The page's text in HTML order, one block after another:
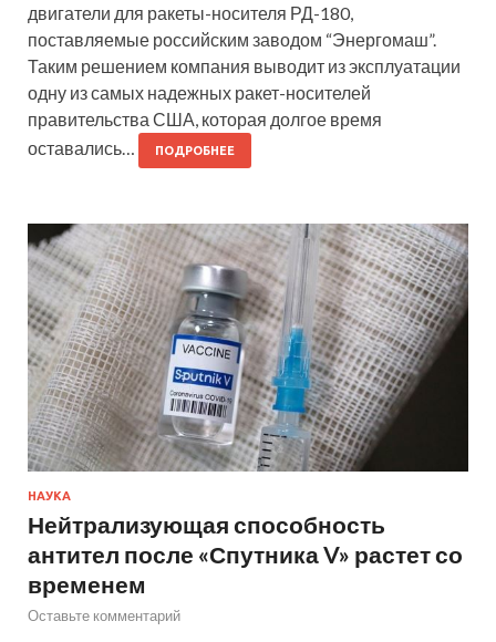
двигатели для ракеты-носителя РД-180,
поставляемые российским заводом “Энергомаш”.
Таким решением компания выводит из эксплуатации
одну из самых надежных ракет-носителей
правительства США, которая долгое время
оставались…
ПОДРОБНЕЕ
НАУКА
Нейтрализующая способность
антител после «Спутника V» растет со
временем
Оставьте комментарий